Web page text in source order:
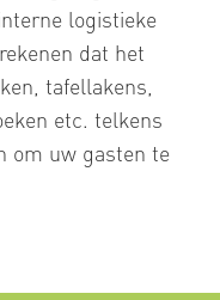
logistieke
dat het
tafellakens,
etc. telkens
om uw gasten te